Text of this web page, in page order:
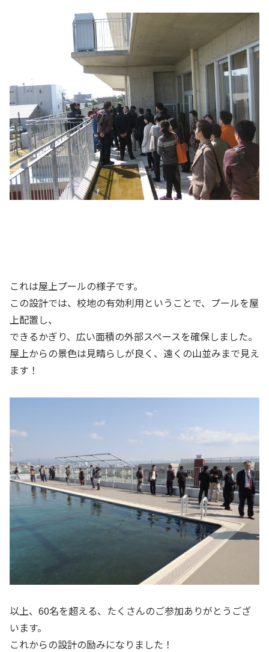
これは屋上プールの様子です。
この設計では、校地の有効利用ということで、プールを屋
上配置し、
できるかぎり、広い面積の外部スペースを確保しました。
屋上からの景色は見晴らしが良く、遠くの山並みまで見え
ます！
以上、60名を超える、たくさんのご参加ありがとうござ
います。
これからの設計の励みになりました！